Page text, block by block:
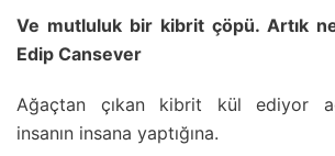
Ve mutluluk bir kibrit çöpü. Artık
Edip Cansever
Ağaçtan çıkan kibrit kül ediyor
insanın insana yaptığına.